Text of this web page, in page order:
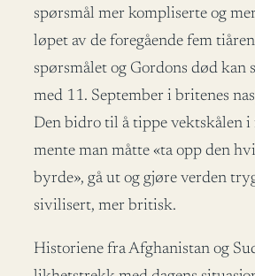
spørsmål mer kompliserte og
løpet av de foregående fem
spørsmålet og Gordons død kan
med 11. September i britenes
Den bidro til å tippe vektskålen i
mente man måtte «ta opp den
byrde», gå ut og gjøre verden
sivilisert, mer britisk.
Historiene fra Afghanistan og